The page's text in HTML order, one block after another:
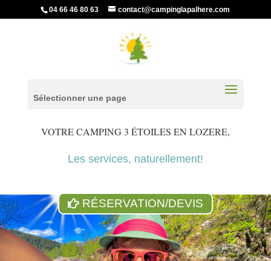
04 66 46 80 63 contact@campinglapalhere.com
Sélectionner une page
VOTRE CAMPING 3 ÉTOILES EN LOZERE,
Les services, naturellement!
RÉSERVATION/DEVIS